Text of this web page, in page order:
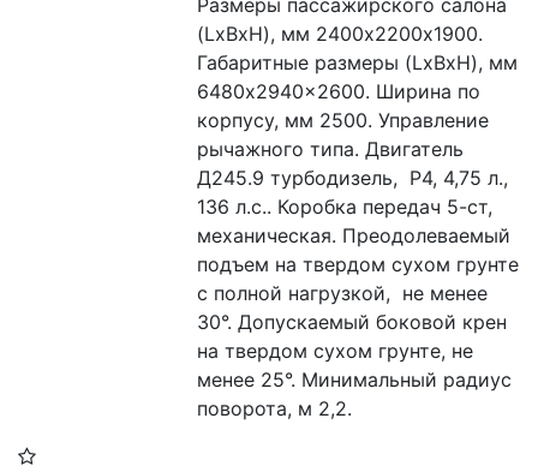
(LxBxH), мм 2400х2200х1900.
Габаритные размеры (LxBxH), мм
6480x2940x2600. Ширина по
корпусу, мм 2500. Управление
рычажного типа. Двигатель
Д245.9 турбодизель,  Р4, 4,75 л.,
136 л.с.. Коробка передач 5-ст,
механическая. Преодолеваемый
подъем на твердом сухом грунте
с полной нагрузкой,  не менее
30°. Допускаемый боковой крен
на твердом сухом грунте, не
менее 25°. Минимальный радиус
поворота, м 2,2.